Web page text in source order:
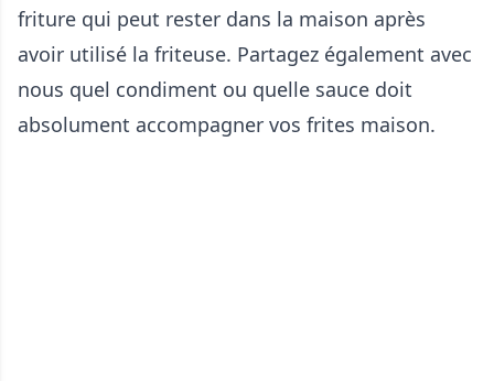
friture qui peut rester dans la maison après
avoir utilisé la friteuse. Partagez également avec
nous quel condiment ou quelle sauce doit
absolument accompagner vos frites maison.